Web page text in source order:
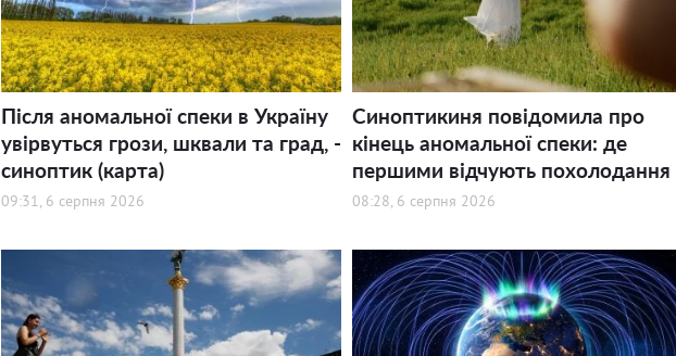
Після аномальної спеки в Україну
увірвуться грози, шквали та град, -
синоптик (карта)
09:31, 6 серпня 2026
Синоптикиня повідомила про
кінець аномальної спеки: де
першими відчують похолодання
08:28, 6 серпня 2026